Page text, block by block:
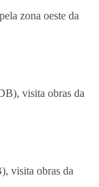
zona oeste da
visita obras da